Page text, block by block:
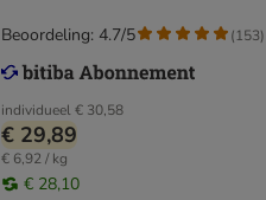
individueel€ 30,58
€ 29,89
€ 6,92 / kg
€ 28,10
Beoordeling: 4.7/5 (153)